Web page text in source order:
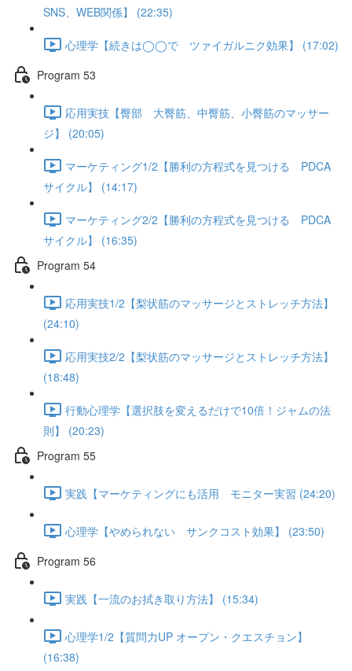
SNS、WEB関係】 (22:35)
心理学【続きは◯◯で ツァイガルニク効果】 (17:02)
Program 53
応用実技【臀部 大臀筋、中臀筋、小臀筋のマッサー
ジ】 (20:05)
マーケティング1/2【勝利の方程式を見つける PDCA
サイクル】 (14:17)
マーケティング2/2【勝利の方程式を見つける PDCA
サイクル】 (16:35)
Program 54
応用実技1/2【梨状筋のマッサージとストレッチ方法】
(24:10)
応用実技2/2【梨状筋のマッサージとストレッチ方法】
(18:48)
行動心理学【選択肢を変えるだけで10倍！ジャムの法
則】 (20:23)
Program 55
実践【マーケティングにも活用 モニター実習 (24:20)
心理学【やめられない サンクコスト効果】 (23:50)
Program 56
実践【一流のお拭き取り方法】 (15:34)
心理学1/2【質問力UP オープン・クエスチョン】
(16:38)